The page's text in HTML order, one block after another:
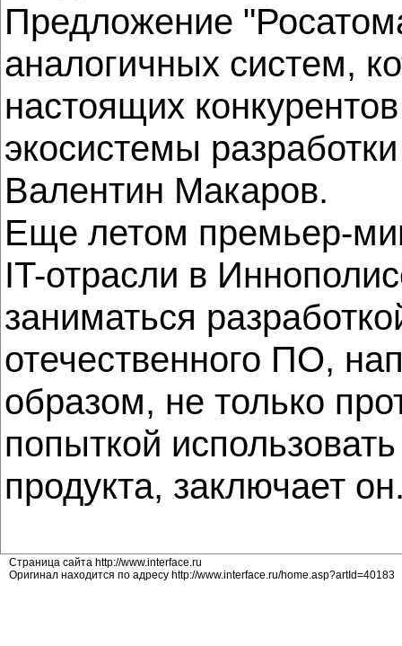
Предложение
аналогичных систем,
настоящих
экосистемы
Валентин Макаров.
Еще летом премьер-
IT-отрасли в
заниматься
отечественного ПО,
образом, не только
попыткой
продукта, заключает
Страница сайта http://www.interface.ru
Оригинал находится по адресу http://www.interface.ru/home.asp?artId=40183